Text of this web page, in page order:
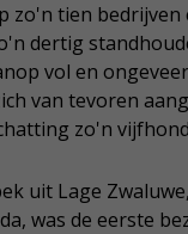
zo'n tien bedrijven
dertig
vol en
van tevoren
zo'n
uit Lage
was de eerste